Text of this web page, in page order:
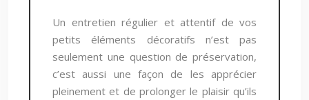
Un entretien régulier et attentif de vos
petits éléments décoratifs n’est pas
seulement une question de préservation,
c’est aussi une façon de les apprécier
pleinement et de prolonger le plaisir qu’ils